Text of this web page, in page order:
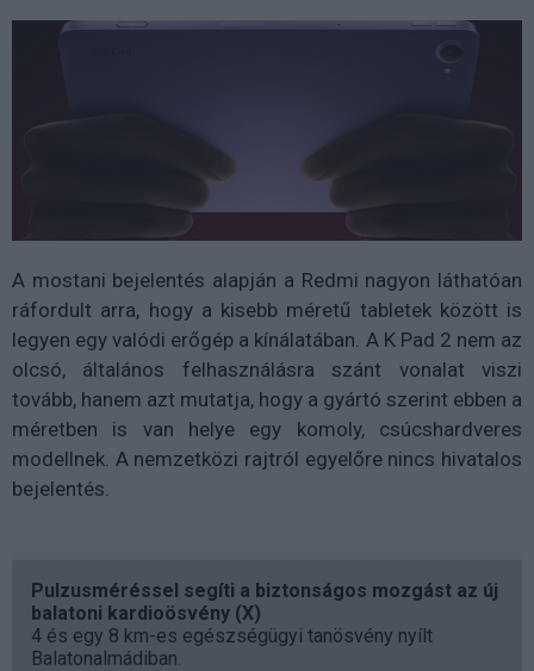
A mostani bejelentés alapján a Redmi nagyon láthatóan
ráfordult arra, hogy a kisebb méretű tabletek között is
legyen egy valódi erőgép a kínálatában. A K Pad 2 nem az
olcsó, általános felhasználásra szánt vonalat viszi
tovább, hanem azt mutatja, hogy a gyártó szerint ebben a
méretben is van helye egy komoly, csúcshardveres
modellnek. A nemzetközi rajtról egyelőre nincs hivatalos
bejelentés.
Pulzusméréssel segíti a biztonságos mozgást az új
balatoni kardioösvény (X)
4 és egy 8 km-es egészségügyi tanösvény nyílt
Balatonalmádiban.